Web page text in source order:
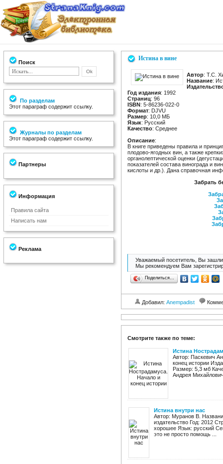
Поиск
По разделам
Этот параграф содержит ссылку.
Журналы по разделам
Этот параграф содержит ссылку.
Партнеры
Информация
Правила сайта
Написать нам
Реклама
Истина в вине
Автор: Т.С.
Название:
Год издания: 1992
Страниц: 96
ISBN: 5-86236-022-0
Формат: DJVU
Размер: 10,0 МБ
Язык: Русский
Качество: Среднее
Описание:
В книге приведены правила и
плодово-ягодных вин, а также
органолептической оценки
показателей состава винограда и
кислоты и др.). Дана справочная
Забрать
Уважаемый посетитель, Вы зашли
Мы рекомендуем Вам
Поделиться…
Добавил: Anempadist
Смотрите также по теме:
Истина
Автор: Паскевич
конец истории
Размер: 5,3 мб
Андрея
Истина внутри нас
Автор: Муранов В.
издательство Год: 2012
хорошее Язык: русский
это не просто помощь ...